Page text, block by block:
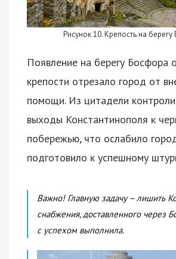
Рисунок 10. Крепость на
Появление на берегу Босфора
крепости отрезало город от
помощи. Из цитадели
выходы Константинополя к
побережью, что ослабило
подготовило к успешному
Важно! Главную задачу – лишить
снабжения, доставленного через
с успехом выполнила.